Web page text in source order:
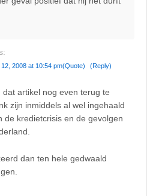
2008 at 10:54 pm(Quote) (Reply)
artikel nog even terug te
zijn inmiddels al wel ingehaald
de kredietcrisis en de gevolgen
dan ten hele gedwaald